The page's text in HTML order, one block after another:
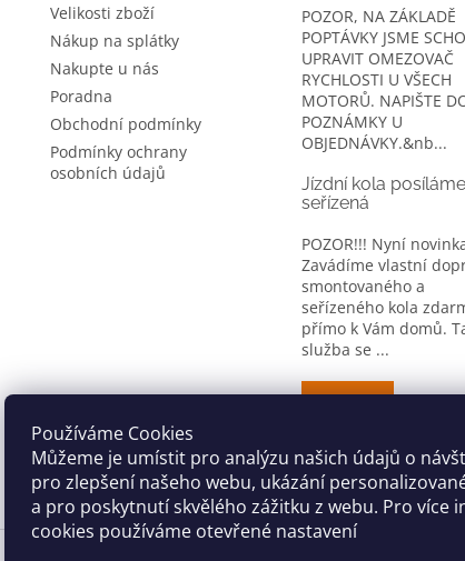
Používáme Cookies
Můžeme je umístit pro analýzu našich údajů o
pro zlepšení našeho webu, ukázání
a pro poskytnutí skvělého zážitku z webu. Pro více
cookies používáme otevřené nastavení
Velikosti zboží
Nákup na splátky
Nakupte u nás
Poradna
Obchodní podmínky
Podmínky ochrany
osobních údajů
POZOR, NA ZÁKLADĚ
POPTÁVKY JSME
UPRAVIT OMEZOVAČ
RYCHLOSTI U VŠECH
MOTORŮ. NAPIŠTE
POZNÁMKY U
OBJEDNÁVKY.&nb...
Jízdní kola posíláme
seřízená
POZOR!!! Nyní
Zavádíme vlastní
smontovaného a
seřízeného kola
přímo k Vám domů.
služba se ...
ARCHIV
CYKLO OBLEČENÍ